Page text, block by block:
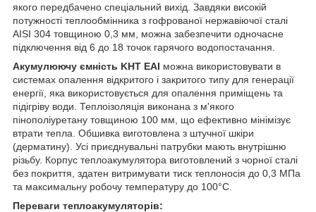
якого передбачено спеціальний вихід. Завдяки високій
потужності теплообмінника з гофрованої нержавіючої сталі
AISI 304 товщиною 0,3 мм, можна забезпечити одночасне
підключення від 6 до 18 точок гарячого водопостачання.
Акумулюючу ємність KHT EAI можна використовувати в
системах опалення відкритого і закритого типу для генерації
енергії, яка використовується для опалення приміщень та
підігріву води. Теплоізоляція виконана з м'якого
пінополіуретану товщиною 100 мм, що ефективно мінімізує
втрати тепла. Обшивка виготовлена з штучної шкіри
(дерматину). Усі приєднувальні патрубки мають внутрішню
різьбу. Корпус теплоакумулятора виготовлений з чорної сталі
без покриття, здатен витримувати тиск теплоносія до 0,3 МПа
та максимальну робочу температуру до 100°С.
Переваги теплоакумуляторів: